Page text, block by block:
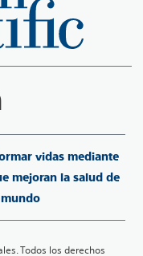
vidas mediante
mejoran la salud de
Todos los derechos